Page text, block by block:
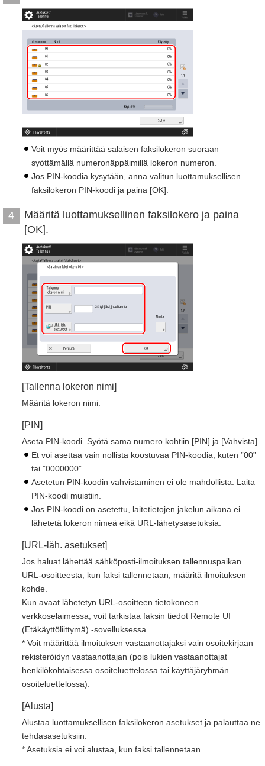
Voit myös määrittää salaisen faksilokeron suoraan
syöttämällä numeronäppäimillä lokeron numeron.
Jos PIN-koodia kysytään, anna valitun luottamuksellisen
faksilokeron PIN-koodi ja paina [OK].
4
Määritä luottamuksellinen faksilokero ja paina
[OK].
[Tallenna lokeron nimi]
Määritä lokeron nimi.
[PIN]
Aseta PIN-koodi. Syötä sama numero kohtiin [PIN] ja [Vahvista].
Et voi asettaa vain nollista koostuvaa PIN-koodia, kuten ”00”
tai ”0000000”.
Asetetun PIN-koodin vahvistaminen ei ole mahdollista. Laita
PIN-koodi muistiin.
Jos PIN-koodi on asetettu, laitetietojen jakelun aikana ei
lähetetä lokeron nimeä eikä URL-lähetysasetuksia.
[URL-läh. asetukset]
Jos haluat lähettää sähköposti-ilmoituksen tallennuspaikan
URL-osoitteesta, kun faksi tallennetaan, määritä ilmoituksen
kohde.
Kun avaat lähetetyn URL-osoitteen tietokoneen
verkkoselaimessa, voit tarkistaa faksin tiedot Remote UI
(Etäkäyttöliittymä) -sovelluksessa.
* Voit määrittää ilmoituksen vastaanottajaksi vain osoitekirjaan
rekisteröidyn vastaanottajan (pois lukien vastaanottajat
henkilökohtaisessa osoiteluettelossa tai käyttäjäryhmän
osoiteluettelossa).
[Alusta]
Alustaa luottamuksellisen faksilokeron asetukset ja palauttaa ne
tehdasasetuksiin.
* Asetuksia ei voi alustaa, kun faksi tallennetaan.